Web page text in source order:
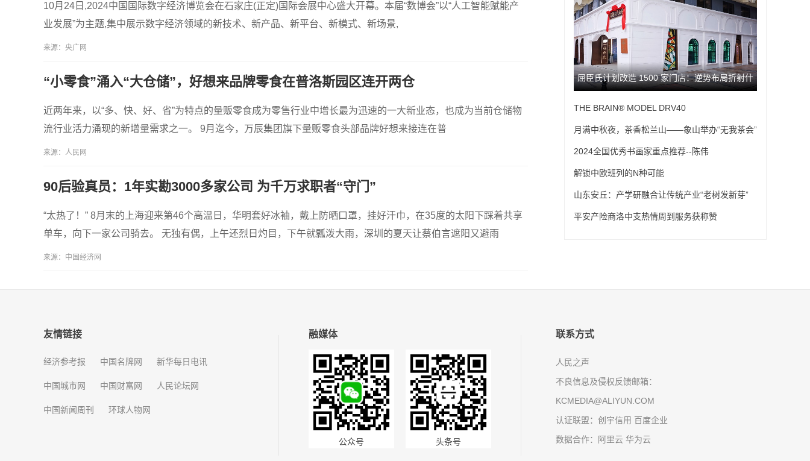
10月24日,2024中国国际数字经济博览会在石家庄(正定)国际会展中心盛大开幕。本届“数博会”以“人工智能赋能产
业发展”为主题,集中展示数字经济领域的新技术、新产品、新平台、新模式、新场景,
来源：央广网
“小零食”涌入“大仓储”，好想来品牌零食在普洛斯园区连开两仓
近两年来，以“多、快、好、省”为特点的量贩零食成为零售行业中增长最为迅速的一大新业态，也成为当前仓储物
流行业活力涌现的新增量需求之一。 9月迄今，万辰集团旗下量贩零食头部品牌好想来接连在普
来源：人民网
90后验真员：1年实勘3000多家公司 为千万求职者“守门”
“太热了！” 8月末的上海迎来第46个高温日，华明套好冰袖，戴上防晒口罩，挂好汗巾，在35度的太阳下踩着共享
单车，向下一家公司骑去。 无独有偶，上午还烈日灼目，下午就瓢泼大雨，深圳的夏天让蔡伯言遮阳又避雨
来源：中国经济网
屈臣氏计划改造 1500 家门店：逆势布局折射什
么行业新启示？
THE BRAIN® MODEL DRV40
月满中秋夜，茶香松兰山——象山举办“无我茶会”
庆中秋
2024全国优秀书画家重点推荐--陈伟
解锁中欧班列的N种可能
山东安丘：产学研融合让传统产业“老树发新芽”
平安产险商洛中支热情周到服务获称赞
友情链接
经济参考报 中国名牌网 新华每日电讯
中国城市网 中国财富网 人民论坛网
中国新闻周刊 环球人物网
融媒体
公众号 头条号
联系方式
人民之声
不良信息及侵权反馈邮箱：
KCMEDIA@ALIYUN.COM
认证联盟：创宇信用 百度企业
数据合作：阿里云 华为云